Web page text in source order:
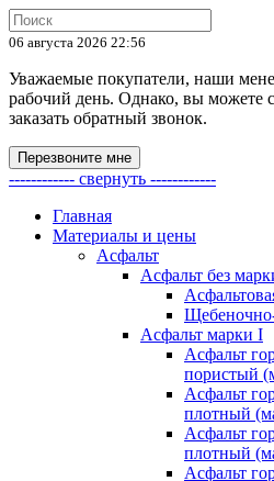
06 августа 2026 22:56
Уважаемые покупатели, наши
рабочий день. Однако, вы можете
заказать обратный звонок.
Перезвоните мне
------------ свернуть ------------
Главная
Материалы и цены
Асфальт
Асфальт без
Асфальт марки I
Асфальт
пористый
Асфальт
плотный
Асфальт
плотный
Асфальт